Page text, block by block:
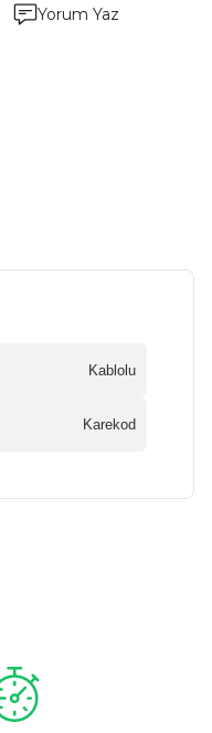
Yorum Yaz
Kablolu
Karekod